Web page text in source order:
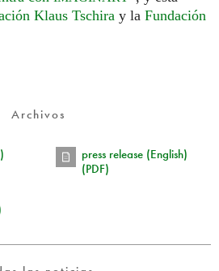
Klaus Tschira y la Fundación
Archivos
press release (English)
(PDF)